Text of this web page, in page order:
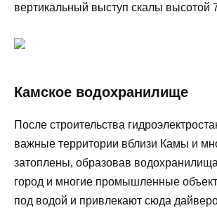
вертикальный выступ скалы высотой
Камское водохранилище
После строительства
важные территории вблизи Камы и
затоплены, образовав
город и многие промышленные
под водой и привлекают сюда